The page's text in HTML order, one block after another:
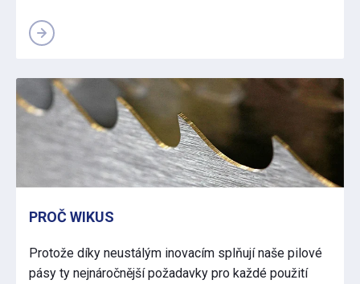
PROČ WIKUS
Protože díky neustálým inovacím splňují naše pilové
pásy ty nejnáročnější požadavky pro každé použití